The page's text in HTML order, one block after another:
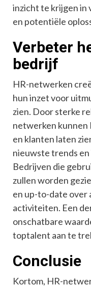
inzicht te krijgen in
en potentiële
Verbeter
bedrijf
HR-netwerken
hun inzet voor
zien. Door sterke
netwerken kunnen
en klanten laten
nieuwste trends en
Bedrijven die
zullen worden
en up-to-date over
activiteiten. Een
onschatbare
toptalent aan te
Conclusie
Kortom, HR-